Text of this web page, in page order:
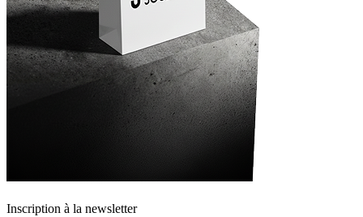
Inscription à la newsletter